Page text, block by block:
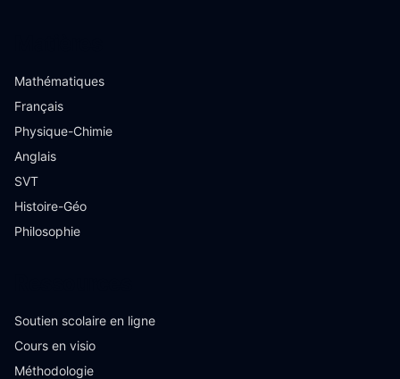
Mathématiques
Français
Physique-Chimie
Anglais
SVT
Histoire-Géo
Philosophie
Soutien scolaire en ligne
Cours en visio
Méthodologie